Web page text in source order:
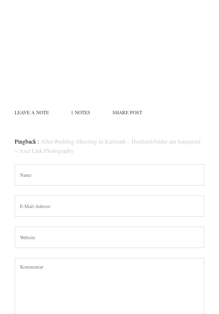
LEAVE A NOTE 1 NOTES SHARE POST
Pingback : After-Wedding-Shooting in Karlstadt – Hochzeitsbilder am Saupurzel
» Axel Link Photography